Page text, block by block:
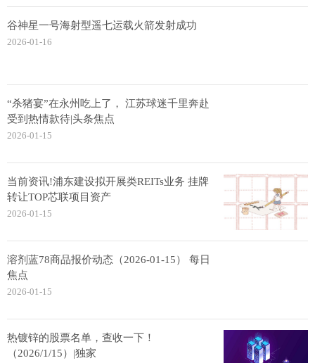
谷神星一号海射型遥七运载火箭发射成功
2026-01-16
“杀猪宴”在永州吃上了， 江苏球迷千里奔赴
受到热情款待|头条焦点
2026-01-15
当前资讯!浦东建设拟开展类REITs业务 挂牌
转让TOP芯联项目资产
2026-01-15
溶剂蓝78商品报价动态（2026-01-15） 每日
焦点
2026-01-15
热镀锌的股票名单，查收一下！
（2026/1/15）|独家